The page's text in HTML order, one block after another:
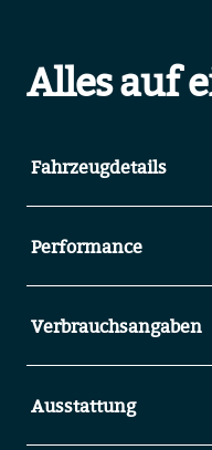
Alles auf
Fahrzeugdetails
Performance
Verbrauchsangaben
Ausstattung